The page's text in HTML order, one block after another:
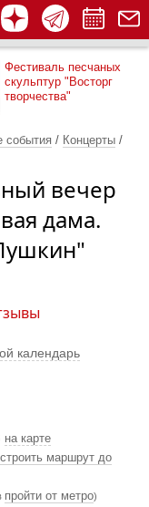
Фестиваль песчаных
скульптур "Восторг
творчества"
события / Концерты /
вечер
дама.
календарь
на карте
маршрут до
пройти от метро)